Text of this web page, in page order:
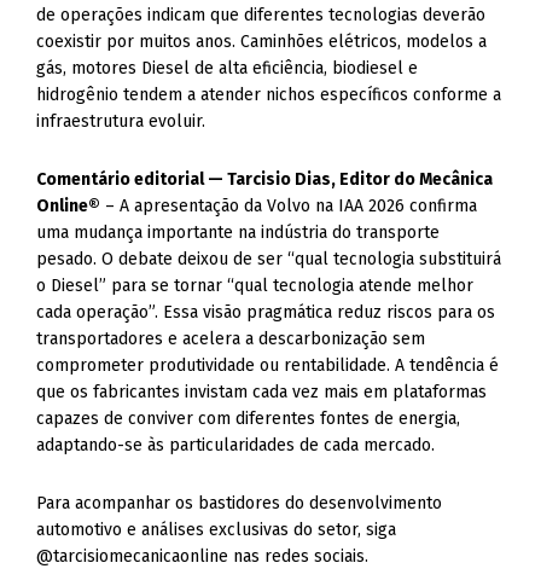
de operações indicam que diferentes tecnologias deverão
coexistir por muitos anos. Caminhões elétricos, modelos a
gás, motores Diesel de alta eficiência, biodiesel e
hidrogênio tendem a atender nichos específicos conforme a
infraestrutura evoluir.
Comentário editorial — Tarcisio Dias, Editor do Mecânica
Online® – A apresentação da Volvo na IAA 2026 confirma
uma mudança importante na indústria do transporte
pesado. O debate deixou de ser “qual tecnologia substituirá
o Diesel” para se tornar “qual tecnologia atende melhor
cada operação”. Essa visão pragmática reduz riscos para os
transportadores e acelera a descarbonização sem
comprometer produtividade ou rentabilidade. A tendência é
que os fabricantes invistam cada vez mais em plataformas
capazes de conviver com diferentes fontes de energia,
adaptando-se às particularidades de cada mercado.
Para acompanhar os bastidores do desenvolvimento
automotivo e análises exclusivas do setor, siga
@tarcisiomecanicaonline nas redes sociais.